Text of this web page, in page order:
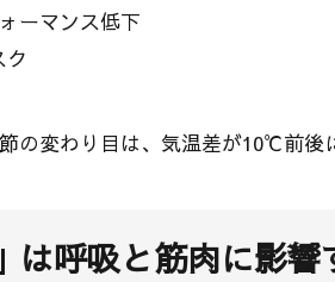
ーマンス低下
ク
の変わり目は、気温差が10℃前
は呼吸と筋肉に影響